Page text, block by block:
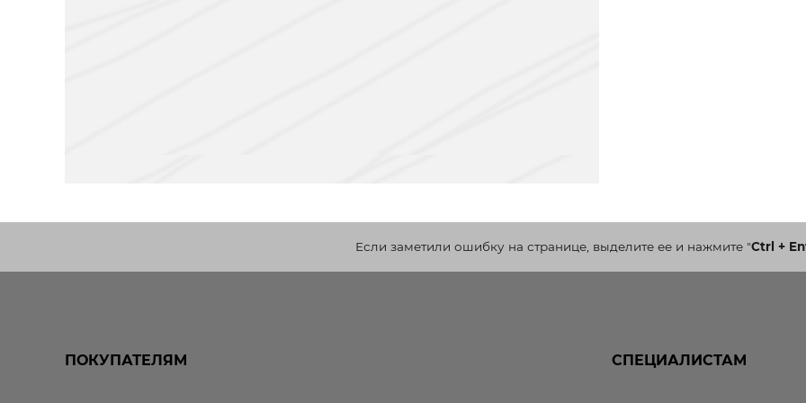
Если заметили ошибку на странице, выделите ее и нажмите"Ctrl +
ПОКУПАТЕЛЯМ СПЕЦИАЛИСТАМ